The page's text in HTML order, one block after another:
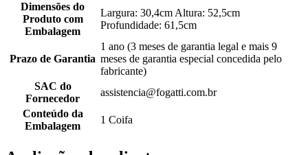
Dimensões do
Produto com
Embalagem
Largura: 30,4cm Altura: 52,5cm
Profundidade: 61,5cm
Prazo de Garantia
1 ano (3 meses de garantia legal e mais 9
meses de garantia especial concedida pelo
fabricante)
SAC do
Fornecedor
assistencia@fogatti.com.br
Conteúdo da
Embalagem
1 Coifa